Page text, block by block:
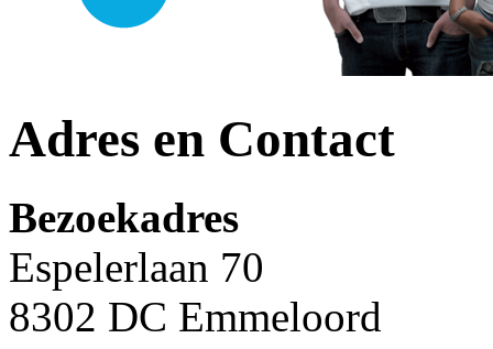
Adres en Contact
Bezoekadres
Espelerlaan 70
8302 DC Emmeloord